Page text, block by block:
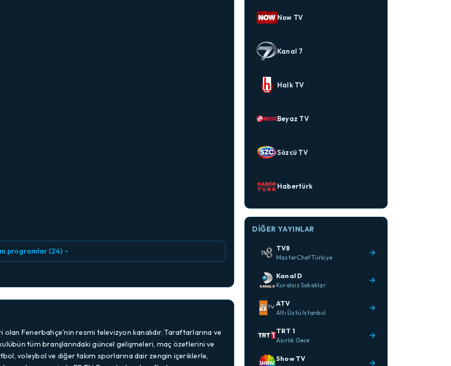
programlar (24)
Fenerbahçe'nin resmi televizyon kanalıdır. Taraftarlarına ve
tüm branşlarındaki güncel gelişmeleri, maç özetlerini ve
voleybol ve diğer takım sporlarına dair zengin içeriklerle,
Now TV
Kanal 7
Halk TV
Beyaz TV
Sözcü TV
Habertürk
DIĞER YAYINLAR
TV8
MasterChef Türkiye
→
Kanal D
Kuralsız Sokaklar
→
ATV
Altı Üstü İstanbul
→
TRT 1
Asırlık Gece
→
Show TV →